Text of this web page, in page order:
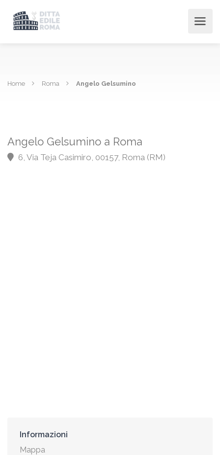
Home Roma Angelo Gelsumino
Angelo Gelsumino a Roma
6, Via Teja Casimiro, 00157, Roma (RM)
Informazioni
Mappa